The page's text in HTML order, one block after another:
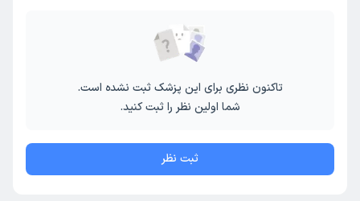
تاکنون نظری برای این پزشک ثبت نشده است.
شما اولین نظر را ثبت کنید.
ثبت نظر